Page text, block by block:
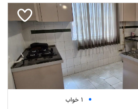
1 خواب